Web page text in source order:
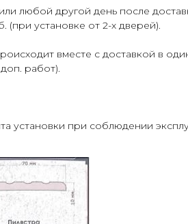
любой другой день после
установке от 2-х дверей).
вместе с доставкой в
работ).
установки при соблюдении